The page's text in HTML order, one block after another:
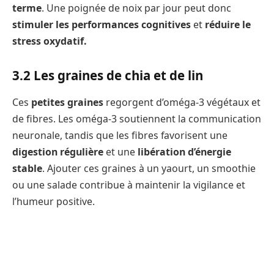
terme. Une poignée de noix par jour peut donc
stimuler les performances cognitives et réduire le
stress oxydatif.
3.2 Les graines de chia et de lin
Ces petites graines regorgent d’oméga-3 végétaux et
de fibres. Les oméga-3 soutiennent la communication
neuronale, tandis que les fibres favorisent une
digestion régulière et une libération d’énergie
stable. Ajouter ces graines à un yaourt, un smoothie
ou une salade contribue à maintenir la vigilance et
l’humeur positive.